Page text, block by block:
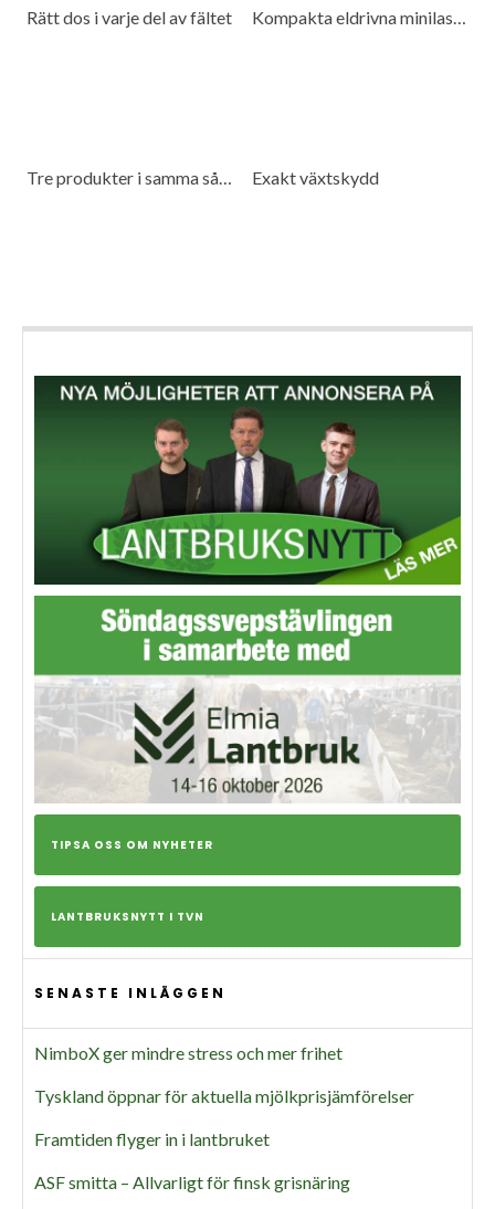
Rätt dos i varje del av fältet Kompakta eldrivna minilastare för många miljöer
Tre produkter i samma såmaskin Exakt växtskydd
TIPSA OSS OM NYHETER
LANTBRUKSNYTT I TVN
SENASTE INLÄGGEN
NimboX ger mindre stress och mer frihet
Tyskland öppnar för aktuella mjölkprisjämförelser
Framtiden flyger in i lantbruket
ASF smitta – Allvarligt för finsk grisnäring